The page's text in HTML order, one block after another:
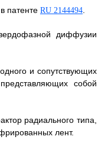
патенте RU 2144494.
диффузии
и сопутствующих
собой
радиального типа,
лент.